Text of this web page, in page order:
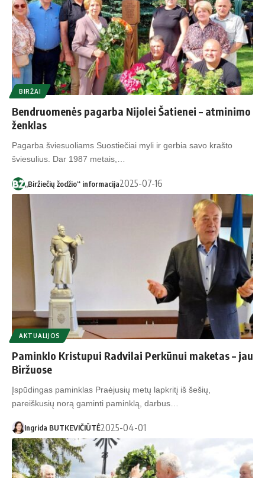
BIRŽAI
Bendruomenės pagarba Nijolei Šatienei – atminimo
ženklas
Pagarba šviesuoliams Suostiečiai myli ir gerbia savo krašto
šviesulius. Dar 1987 metais,…
„Biržiečių žodžio“ informacija2025-07-16
AKTUALIJOS
Paminklo Kristupui Radvilai Perkūnui maketas – jau
Biržuose
Įspūdingas paminklas Praėjusių metų lapkritį iš šešių,
pareiškusių norą gaminti paminklą, darbus…
Ingrida BUTKEVIČIŪTĖ2025-04-01